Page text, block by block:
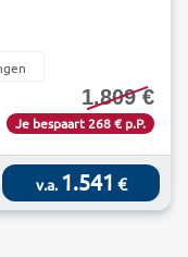
1.809 €
Je bespaart 268 € p.P.
v.a.1.541 €